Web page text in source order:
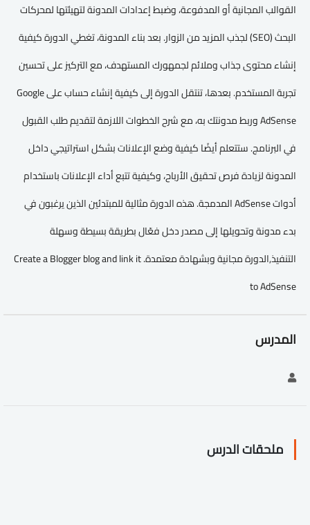
القوالب المجانية أو المدفوعة، وضبط إعدادات المدونة لتهيئتها لمحركات
البحث (SEO) لجذب المزيد من الزوار. بعد بناء المدونة، تغطي الدورة كيفية
إنشاء محتوى جذاب وملائم لجمهورك المستهدف، مع التركيز على تحسين
تجربة المستخدم. بعدها، تنتقل الدورة إلى كيفية إنشاء حساب على Google
AdSense وربط مدونتك به، مع شرح الخطوات اللازمة لتقديم طلب القبول
في البرنامج. ستتعلم أيضًا كيفية وضع الإعلانات بشكل استراتيجي داخل
المدونة لزيادة فرص تحقيق الأرباح، وكيفية تتبع أداء الإعلانات باستخدام
أدوات AdSense المدمجة. هذه الدورة مثالية للمبتدئين الذين يرغبون في
بدء مدونة وتحويلها إلى مصدر دخل فعّال بطريقة بسيطة وسهلة
التنفيذ,الدورة مجانية وبشهادة معتمدة. Create a Blogger blog and link it
to AdSense
المدرس
ملحقات الدرس